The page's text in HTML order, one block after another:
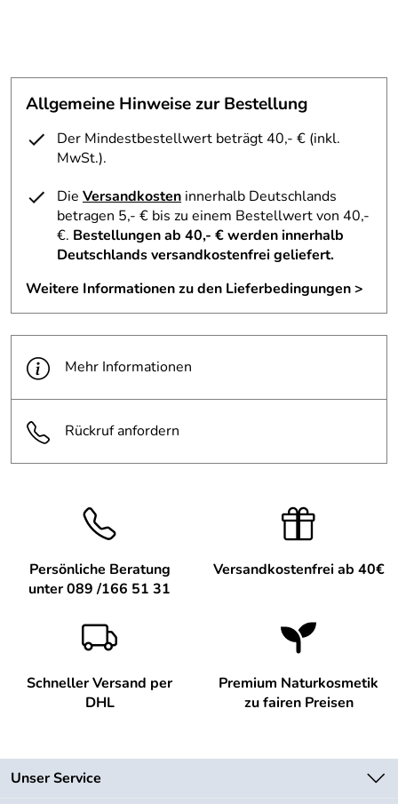
Allgemeine Hinweise zur Bestellung
Der Mindestbestellwert beträgt 40,- € (inkl.
MwSt.).
Die Versandkosten innerhalb Deutschlands
betragen 5,- € bis zu einem Bestellwert von 40,-
€. Bestellungen ab 40,- € werden innerhalb
Deutschlands versandkostenfrei geliefert.
Weitere Informationen zu den Lieferbedingungen >
Mehr Informationen
Rückruf anfordern
Persönliche Beratung
unter 089 /166 51 31
Versandkostenfrei ab 40€
Schneller Versand per
DHL
Premium Naturkosmetik
zu fairen Preisen
Unser Service